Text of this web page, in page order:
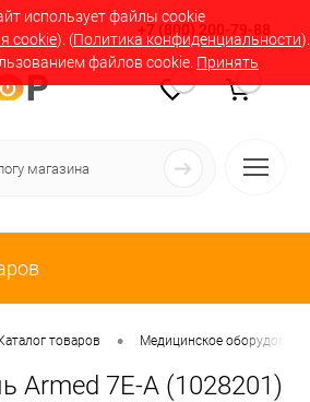
использует файлы cookie
cookie). (Политика конфиденциальности).
файлов cookie. Принять
+7 (800) 200-79-88
товаров • Медицинское
Armed 7Е-А (1028201)